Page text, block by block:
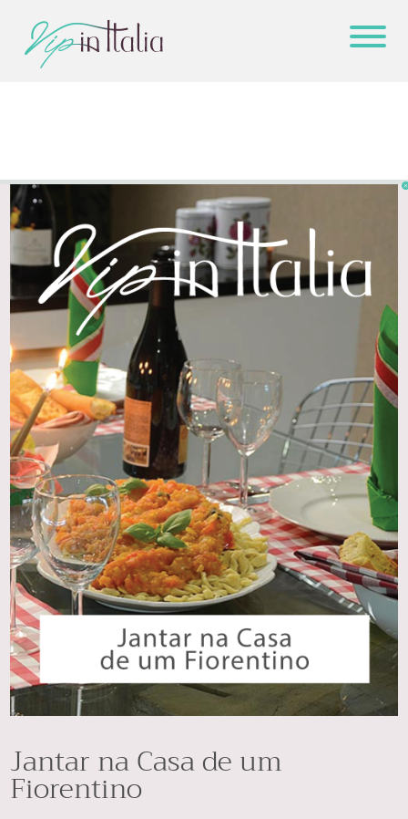
Jantar na Casa de um
Fiorentino